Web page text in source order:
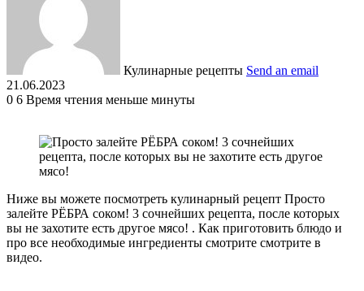
Кулинарные рецепты Send an email
21.06.2023
0 6 Время чтения меньше минуты
Ниже вы можете посмотреть кулинарный рецепт Просто
залейте РЁБРА соком! 3 сочнейших рецепта, после которых
вы не захотите есть другое мясо! . Как приготовить блюдо и
про все необходимые ингредиенты смотрите смотрите в
видео.